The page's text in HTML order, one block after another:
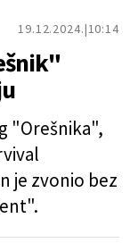
19.12.2024. 10:14
"Orešnika",
je zvonio bez